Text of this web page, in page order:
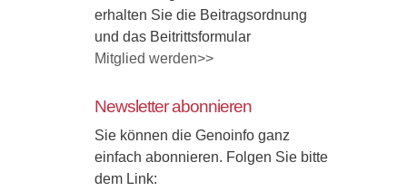
erhalten Sie die Beitragsordnung
und das Beitrittsformular
Mitglied werden>>
Newsletter abonnieren
Sie können die Genoinfo ganz
einfach abonnieren. Folgen Sie bitte
dem Link: